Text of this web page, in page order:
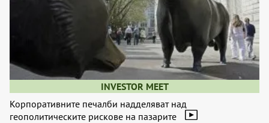
INVESTOR MEET
Корпоративните печалби надделяват над
геополитическите рискове на пазарите